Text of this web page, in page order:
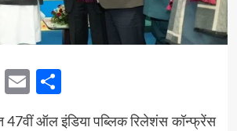
EmailShare
47वीं ऑल इंडिया पब्लिक रिलेशंस कॉन्फ्रेंस